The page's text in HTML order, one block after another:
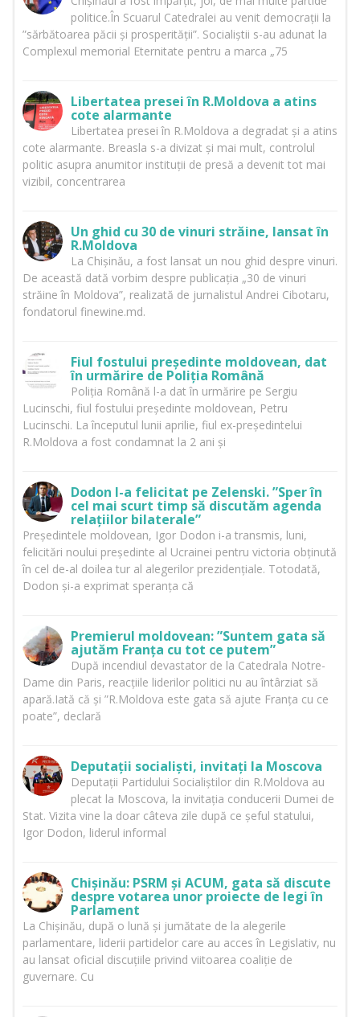
politice.În Scuarul Catedralei au venit democrații la
”sărbătoarea păcii și prosperității”. Socialiștii s-au adunat la
Complexul memorial Eternitate pentru a marca „75
Libertatea presei în R.Moldova a atins
cote alarmante
Libertatea presei în R.Moldova a degradat și a atins
cote alarmante. Breasla s-a divizat și mai mult, controlul
politic asupra anumitor instituții de presă a devenit tot mai
vizibil, concentrarea
Un ghid cu 30 de vinuri străine, lansat în
R.Moldova
La Chișinău, a fost lansat un nou ghid despre vinuri.
De această dată vorbim despre publicația „30 de vinuri
străine în Moldova”, realizată de jurnalistul Andrei Cibotaru,
fondatorul finewine.md.
Fiul fostului președinte moldovean, dat
în urmărire de Poliția Română
Poliția Română l-a dat în urmărire pe Sergiu
Lucinschi, fiul fostului președinte moldovean, Petru
Lucinschi. La începutul lunii aprilie, fiul ex-președintelui
R.Moldova a fost condamnat la 2 ani și
Dodon l-a felicitat pe Zelenski. ”Sper în
cel mai scurt timp să discutăm agenda
relațiilor bilaterale”
Președintele moldovean, Igor Dodon i-a transmis, luni,
felicitări noului președinte al Ucrainei pentru victoria obținută
în cel de-al doilea tur al alegerilor prezidențiale. Totodată,
Dodon și-a exprimat speranța că
Premierul moldovean: ”Suntem gata să
ajutăm Franța cu tot ce putem”
După incendiul devastator de la Catedrala Notre-
Dame din Paris, reacțiile liderilor politici nu au întârziat să
apară.Iată că și ”R.Moldova este gata să ajute Franța cu ce
poate”, declară
Deputații socialiști, invitați la Moscova
Deputații Partidului Socialiștilor din R.Moldova au
plecat la Moscova, la invitația conducerii Dumei de
Stat. Vizita vine la doar câteva zile după ce șeful statului,
Igor Dodon, liderul informal
Chișinău: PSRM și ACUM, gata să discute
despre votarea unor proiecte de legi în
Parlament
La Chișinău, după o lună și jumătate de la alegerile
parlamentare, liderii partidelor care au acces în Legislativ, nu
au lansat oficial discuțiile privind viitoarea coaliție de
guvernare. Cu